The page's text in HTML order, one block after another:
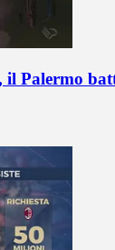
il Palermo